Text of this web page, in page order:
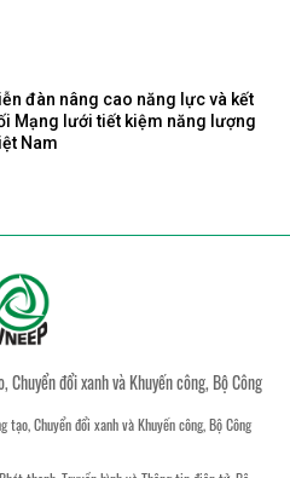
đàn nâng cao năng lực và kết
Mạng lưới tiết kiệm năng lượng
Nam
đổi xanh và Khuyến công, Bộ Công
Chuyển đổi xanh và Khuyến công, Bộ Công